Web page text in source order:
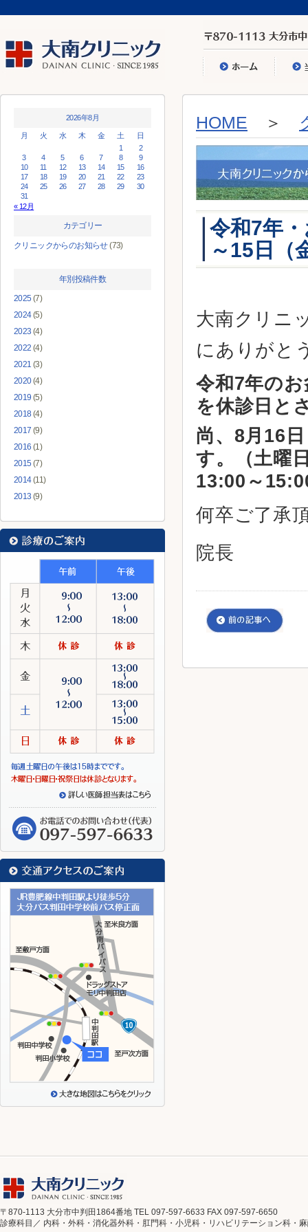
2026年8月
月 火 水 木 金 土
日
1
2
3
4 5 6 7 8
9
10
11 12 13 14 15
16
17
18 19 20 21 22
23
24
25 26 27 28 29
30
31
« 12月
カテゴリー
クリニックからのお知らせ(73)
年別投稿件数
2025 (7)
2024(5)
2023 (4)
2022 (4)
2021 (3)
2020(4)
2019 (5)
2018(4)
2017 (9)
2016 (1)
2015 (7)
2014(11)
2013 (9)
HOME ＞
令和7年
～15日（
大南クリニ
にありがと
令和7年の
を休診日と
尚、8月16
す。（土曜
13:00～
何卒ご了承
院長
〒870-1113 大分市中判田1864番地 TEL 097-597-6633 FAX 097-597-6650
診療科目／ 内科・外科・消化器外科・肛門科・小児科・リハビリテーション科・